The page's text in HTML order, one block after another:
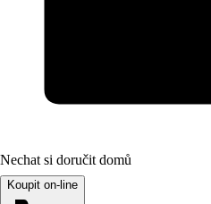
Nechat si doručit domů
Koupit on-line